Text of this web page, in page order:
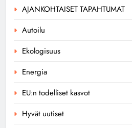
AJANKOHTAISET TAPAHTUMAT
Autoilu
Ekologisuus
Energia
EU:n todelliset kasvot
Hyvät uutiset